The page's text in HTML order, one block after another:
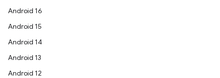
Android 16
Android 15
Android 14
Android 13
Android 12